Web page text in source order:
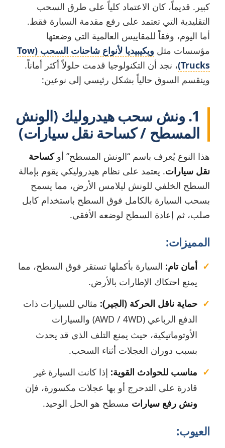
كبير. قديماً، كان الاعتماد كلياً على طرق السحب
التقليدية التي تعتمد على رفع مقدمة السيارة فقط.
أما اليوم، وفقاً للمقاييس العالمية التي وضعتها
مؤسسات مثل
ويكيبيديا لأنواع شاحنات السحب (Tow
Trucks) ، نجد أن التكنولوجيا قدمت حلولاً أكثر أماناً.
وينقسم السوق حالياً بشكل رئيسي إلى نوعين:
1. ونش سحب هيدروليك (الونش
المسطح / كساحة نقل سيارات)
هذا النوع يُعرف باسم “الونش المسطح” أوكساحة
نقل سيارات. يعتمد على نظام هيدروليكي يقوم بإمالة
السطح الخلفي للونش ليلامس الأرض، مما يسمح
بسحب السيارة بالكامل فوق السطح باستخدام كابل
صلب، ثم إعادة السطح لوضعه الأفقي.
المميزات:
أمان تام: السيارة بأكملها تستقر فوق السطح، مما
يمنع احتكاك الإطارات بالأرض.
حماية ناقل الحركة (الجير): مثالي للسيارات ذات
الدفع الرباعي (AWD / 4WD) والسيارات
الأوتوماتيكية، حيث يمنع التلف الذي قد يحدث
بسبب دوران العجلات أثناء السحب.
مناسب للحوادث القوية: إذا كانت السيارة غير
قادرة على التدحرج أو بها عجلات مكسورة، فإن
ونش رفع سيارات مسطح هو الحل الوحيد.
العيوب: